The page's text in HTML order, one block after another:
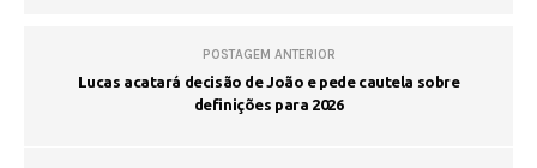
POSTAGEM ANTERIOR
Lucas acatará decisão de João e pede cautela sobre
definições para 2026